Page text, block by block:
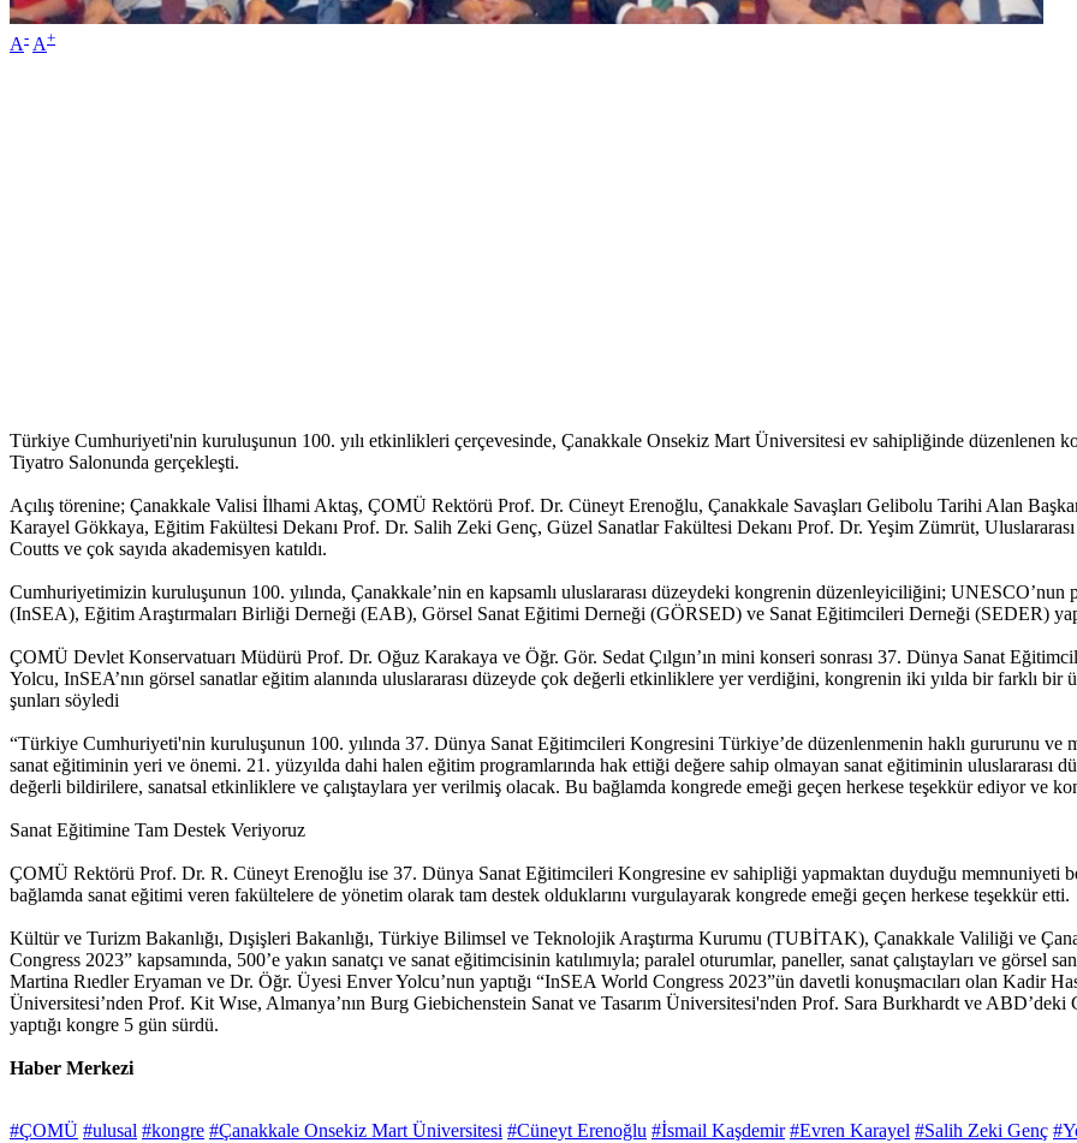
A- A+
Türkiye Cumhuriyeti'nin kuruluşunun 100. yılı etkinlikleri çerçevesinde, Çanakkale Onsekiz Mart Üniversitesi ev sahipliğinde düzenlenen
Tiyatro Salonunda gerçekleşti.
Açılış törenine; Çanakkale Valisi İlhami Aktaş, ÇOMÜ Rektörü Prof. Dr. Cüneyt Erenoğlu, Çanakkale Savaşları Gelibolu Tarihi Alan
Karayel Gökkaya, Eğitim Fakültesi Dekanı Prof. Dr. Salih Zeki Genç, Güzel Sanatlar Fakültesi Dekanı Prof. Dr. Yeşim Zümrüt,
Coutts ve çok sayıda akademisyen katıldı.
Cumhuriyetimizin kuruluşunun 100. yılında, Çanakkale’nin en kapsamlı uluslararası düzeydeki kongrenin düzenleyiciliğini;
(InSEA), Eğitim Araştırmaları Birliği Derneği (EAB), Görsel Sanat Eğitimi Derneği (GÖRSED) ve Sanat Eğitimcileri Derneği (SEDER)
ÇOMÜ Devlet Konservatuarı Müdürü Prof. Dr. Oğuz Karakaya ve Öğr. Gör. Sedat Çılgın’ın mini konseri sonrası 37. Dünya Sanat
Yolcu, InSEA’nın görsel sanatlar eğitim alanında uluslararası düzeyde çok değerli etkinliklere yer verdiğini, kongrenin iki yılda bir farklı
şunları söyledi
“Türkiye Cumhuriyeti'nin kuruluşunun 100. yılında 37. Dünya Sanat Eğitimcileri Kongresini Türkiye’de düzenlenmenin haklı gururunu ve
sanat eğitiminin yeri ve önemi. 21. yüzyılda dahi halen eğitim programlarında hak ettiği değere sahip olmayan sanat eğitiminin uluslararası
değerli bildirilere, sanatsal etkinliklere ve çalıştaylara yer verilmiş olacak. Bu bağlamda kongrede emeği geçen herkese teşekkür ediyor ve
Sanat Eğitimine Tam Destek Veriyoruz
ÇOMÜ Rektörü Prof. Dr. R. Cüneyt Erenoğlu ise 37. Dünya Sanat Eğitimcileri Kongresine ev sahipliği yapmaktan duyduğu memnuniyeti
bağlamda sanat eğitimi veren fakültelere de yönetim olarak tam destek olduklarını vurgulayarak kongrede emeği geçen herkese teşekkür etti.
Kültür ve Turizm Bakanlığı, Dışişleri Bakanlığı, Türkiye Bilimsel ve Teknolojik Araştırma Kurumu (TUBİTAK), Çanakkale Valiliği ve
Congress 2023” kapsamında, 500’e yakın sanatçı ve sanat eğitimcisinin katılımıyla; paralel oturumlar, paneller, sanat çalıştayları ve görsel
Martina Rıedler Eryaman ve Dr. Öğr. Üyesi Enver Yolcu’nun yaptığı “InSEA World Congress 2023”ün davetli konuşmacıları olan Kadir
Üniversitesi’nden Prof. Kit Wıse, Almanya’nın Burg Giebichenstein Sanat ve Tasarım Üniversitesi'nden Prof. Sara Burkhardt ve ABD’deki
yaptığı kongre 5 gün sürdü.
Haber Merkezi
#ÇOMÜ #ulusal #kongre #Çanakkale Onsekiz Mart Üniversitesi #Cüneyt Erenoğlu #İsmail Kaşdemir #Evren Karayel #Salih Zeki Genç